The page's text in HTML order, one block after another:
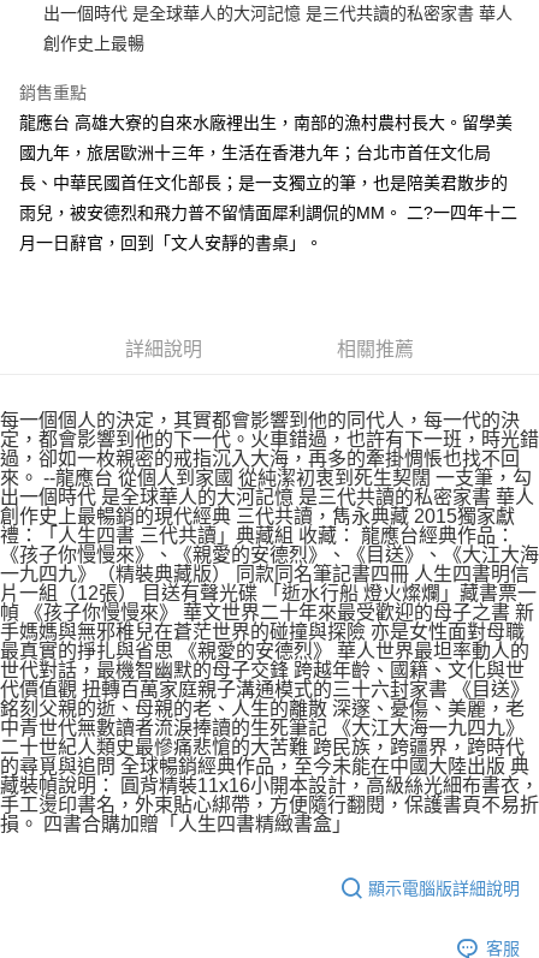
每筆NT$60，滿NT$499(含以上)免運費
宅配
每筆NT$100，滿NT$499(含以上)免運費
出一個時代 是全球華人的大河記憶 是三代共讀的私密家書 華人
創作史上最暢
銷售重點
龍應台 高雄大寮的自來水廠裡出生，南部的漁村農村長大。留學美
國九年，旅居歐洲十三年，生活在香港九年；台北市首任文化局
長、中華民國首任文化部長；是一支獨立的筆，也是陪美君散步的
雨兒，被安德烈和飛力普不留情面犀利調侃的MM。 二?一四年十二
月一日辭官，回到「文人安靜的書桌」。
詳細說明 相關推薦
每一個個人的決定，其實都會影響到他的同代人，每一代的決
定，都會影響到他的下一代。火車錯過，也許有下一班，時光錯
過，卻如一枚親密的戒指沉入大海，再多的牽掛惆悵也找不回
來。 --龍應台 從個人到家國 從純潔初衷到死生契闊 一支筆，勾
出一個時代 是全球華人的大河記憶 是三代共讀的私密家書 華人
創作史上最暢銷的現代經典 三代共讀，雋永典藏 2015獨家獻
禮：「人生四書 三代共讀」典藏組 收藏： 龍應台經典作品：
《孩子你慢慢來》、《親愛的安德烈》、《目送》、《大江大海
一九四九》（精裝典藏版） 同款同名筆記書四冊 人生四書明信
片一組（12張） 目送有聲光碟 「逝水行船 燈火燦爛」藏書票一
幀 《孩子你慢慢來》 華文世界二十年來最受歡迎的母子之書 新
手媽媽與無邪稚兒在蒼茫世界的碰撞與探險 亦是女性面對母職
最真實的掙扎與省思 《親愛的安德烈》 華人世界最坦率動人的
世代對話，最機智幽默的母子交鋒 跨越年齡、國籍、文化與世
代價值觀 扭轉百萬家庭親子溝通模式的三十六封家書 《目送》
銘刻父親的逝、母親的老、人生的離散 深邃、憂傷、美麗，老
中青世代無數讀者流淚捧讀的生死筆記 《大江大海一九四九》
二十世紀人類史最慘痛悲愴的大苦難 跨民族，跨疆界，跨時代
的尋覓與追問 全球暢銷經典作品，至今未能在中國大陸出版 典
藏裝幀說明： 圓背精裝11x16小開本設計，高級絲光細布書衣，
手工燙印書名，外束貼心綁帶，方便隨行翻閱，保護書頁不易折
損。 四書合購加贈「人生四書精緻書盒」
顯示電腦版詳細說明
客服